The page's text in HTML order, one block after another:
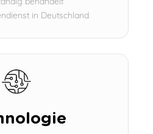
in Deutschland